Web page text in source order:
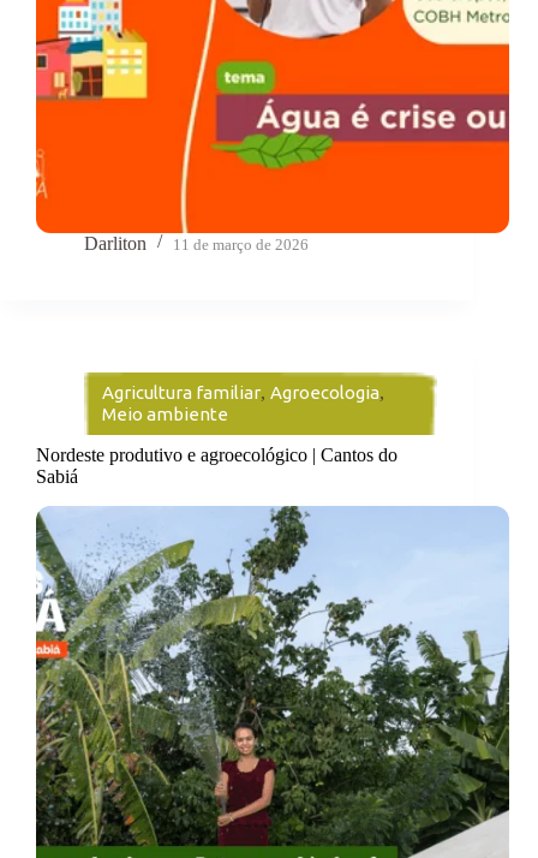
Darliton 11 de março de 2026
Agricultura familiar, Agroecologia,
Meio ambiente
Nordeste produtivo e agroecológico | Cantos do
Sabiá